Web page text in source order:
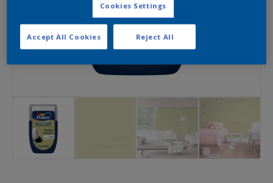
Cookies Settings
Reject All
Accept All Cookies